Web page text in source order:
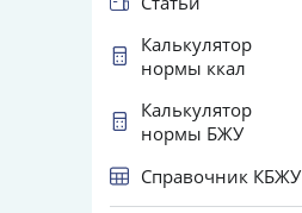
Калькулятор
нормы ккал
Калькулятор
нормы БЖУ
Справочник КБЖУ